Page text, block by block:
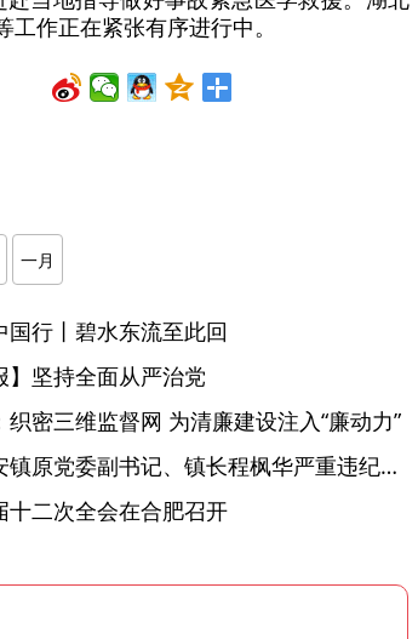
作正在紧张有序进行中。
一月
国行丨碧水东流至此回
】坚持全面从严治党
织密三维监督网 为清廉建设注入“廉动力”
绩溪县长安镇原党委副书记、镇长程枫华严重违纪违法被开除党籍和公职
十二次全会在合肥召开